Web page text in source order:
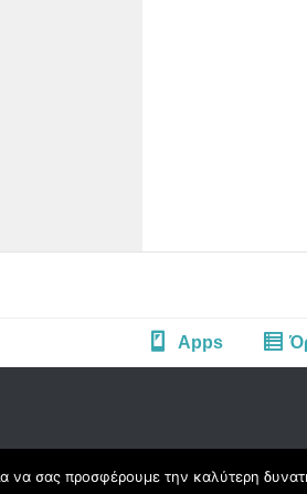
Apps
2017 |
να σας προσφέρουμε την καλύτερη